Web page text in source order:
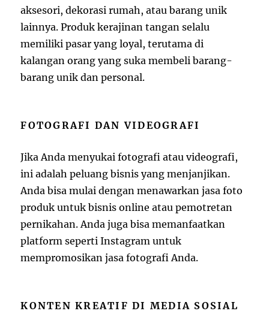
aksesori, dekorasi rumah, atau barang unik
lainnya. Produk kerajinan tangan selalu
memiliki pasar yang loyal, terutama di
kalangan orang yang suka membeli barang-
barang unik dan personal.
FOTOGRAFI DAN VIDEOGRAFI
Jika Anda menyukai fotografi atau videografi,
ini adalah peluang bisnis yang menjanjikan.
Anda bisa mulai dengan menawarkan jasa foto
produk untuk bisnis online atau pemotretan
pernikahan. Anda juga bisa memanfaatkan
platform seperti Instagram untuk
mempromosikan jasa fotografi Anda.
KONTEN KREATIF DI MEDIA SOSIAL